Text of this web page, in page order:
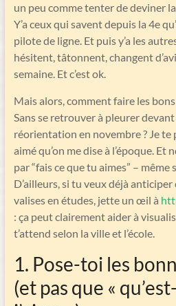
un peu comme tenter de deviner
Y’a ceux qui savent depuis la 4e
pilote de ligne. Et puis y’a les
hésitent, tâtonnent, changent
semaine. Et c’est ok.
Mais alors, comment faire les
Sans se retrouver à pleurer
réorientation en novembre ? Je te
aimé qu’on me dise à l’époque. Et
par “fais ce que tu aimes” – même
D’ailleurs, si tu veux déjà
valises en études, jette un œil à
: ça peut clairement aider à
t’attend selon la ville et l’école.
1. Pose-toi les
(et pas que «